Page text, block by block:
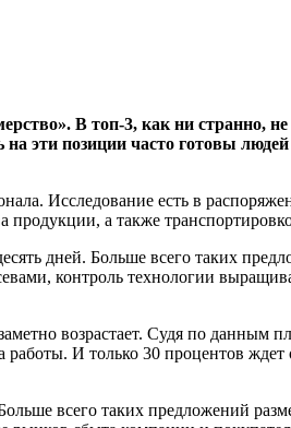
В топ-3, как ни странно,
на эти позиции часто готовы
Исследование есть в
а также
дней. Больше всего таких
контроль технологии
возрастает. Судя по данным
И только 30 процентов ждет
всего таких предложений